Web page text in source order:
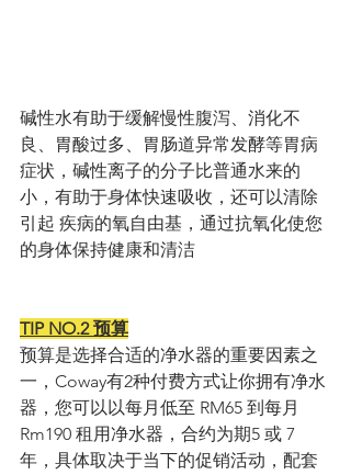
碱性水有助于缓解慢性腹泻、消化不
良、胃酸过多、胃肠道异常发酵等胃病
症状，碱性离子的分子比普通水来的
小，有助于身体快速吸收，还可以清除
引起 疾病的氧自由基，通过抗氧化使您
的身体保持健康和清洁
TIP NO.2 预算
预算是选择合适的净水器的重要因素之
一，Coway有2种付费方式让你拥有净水
器，您可以以每月低至 RM65 到每月
Rm190 租用净水器，合约为期5 或 7
年，具体取决于当下的促销活动，配套